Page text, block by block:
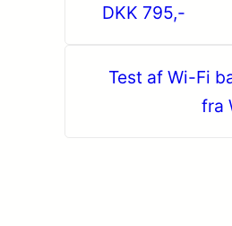
DKK 795,-
Test af Wi-Fi
fra